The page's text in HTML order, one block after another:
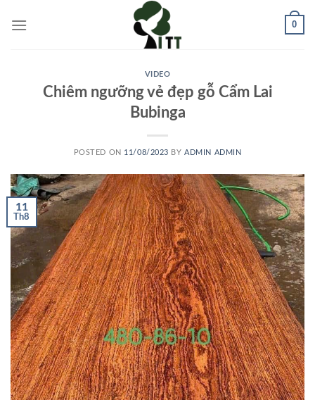
0
VIDEO
Chiêm ngưỡng vẻ đẹp gỗ Cẩm Lai
Bubinga
POSTED ON 11/08/2023 BYADMIN ADMIN
11
Th8